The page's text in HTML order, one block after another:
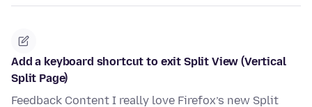
Add a keyboard shortcut to exit Split View (Vertical
Split Page)
Feedback Content I really love Firefox’s new Split